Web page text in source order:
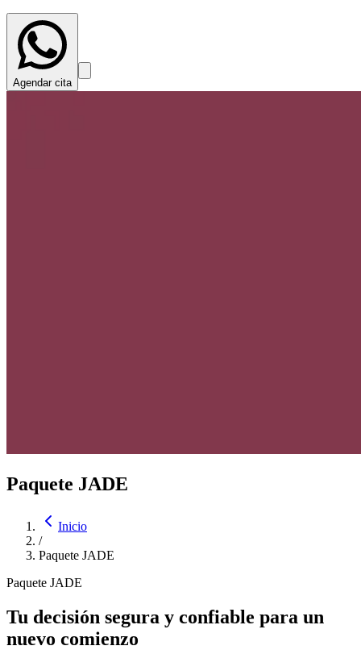
Agendar cita
Paquete JADE
Inicio
/
Paquete JADE
Paquete JADE
Tu decisión segura y confiable para un
nuevo comienzo